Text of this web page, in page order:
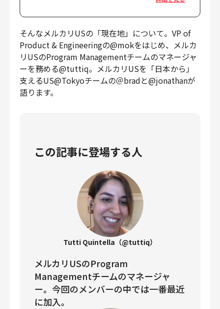
そんなメルカリUSの「現在地」について。VP of
Product & Engineeringの@mokをはじめ、メルカ
リUSのProgram Managementチームのマネージャ
ーを務める@tuttiq。メルカリUSを「日本から」
支えるUS@Tokyoチームの＠bradと@jonathanが
語ります。
この記事に登場する人
Tutti Quintella（@tuttiq）
メルカリUSのProgram
Managementチームのマネージャ
ー。今回のメンバーの中では一番最近
に加入。